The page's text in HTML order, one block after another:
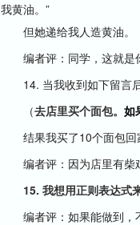
我黄油。”
但她递给我人造黄油。
编者评：同学，这就是你
14. 当我收到如下留言
（去店里买个面包。 如
结果我买了10个面包回
编者评：因为店里有柴
15. 我想用正则表达式来
编者评：如果能做到，